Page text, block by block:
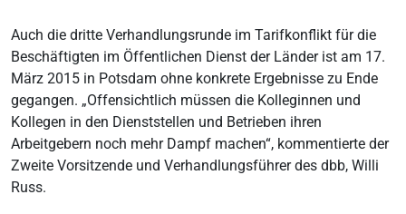
Auch die dritte Verhandlungsrunde im Tarifkonflikt für die
Beschäftigten im Öffentlichen Dienst der Länder ist am 17.
März 2015 in Potsdam ohne konkrete Ergebnisse zu Ende
gegangen. „Offensichtlich müssen die Kolleginnen und
Kollegen in den Dienststellen und Betrieben ihren
Arbeitgebern noch mehr Dampf machen“, kommentierte der
Zweite Vorsitzende und Verhandlungsführer des dbb, Willi
Russ.